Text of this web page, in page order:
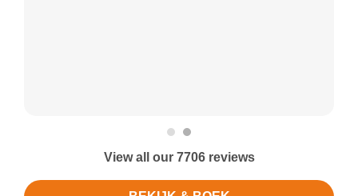
View all our 7706 reviews